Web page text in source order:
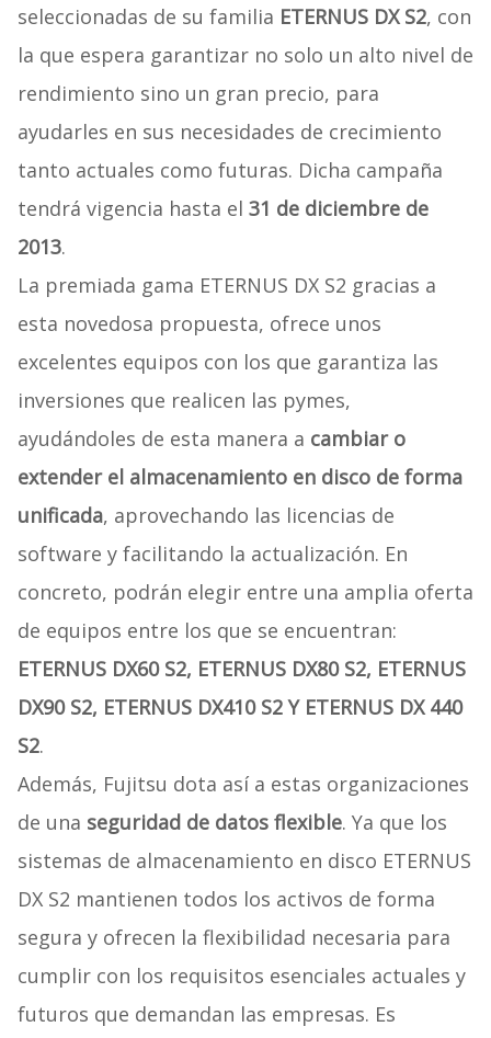
seleccionadas de su familia ETERNUS DX S2, con
la que espera garantizar no solo un alto nivel de
rendimiento sino un gran precio, para
ayudarles en sus necesidades de crecimiento
tanto actuales como futuras. Dicha campaña
tendrá vigencia hasta el 31 de diciembre de
2013.
La premiada gama ETERNUS DX S2 gracias a
esta novedosa propuesta, ofrece unos
excelentes equipos con los que garantiza las
inversiones que realicen las pymes,
ayudándoles de esta manera a cambiar o
extender el almacenamiento en disco de forma
unificada, aprovechando las licencias de
software y facilitando la actualización. En
concreto, podrán elegir entre una amplia oferta
de equipos entre los que se encuentran:
ETERNUS DX60 S2, ETERNUS DX80 S2, ETERNUS
DX90 S2, ETERNUS DX410 S2 Y ETERNUS DX 440
S2.
Además, Fujitsu dota así a estas organizaciones
de una seguridad de datos flexible. Ya que los
sistemas de almacenamiento en disco ETERNUS
DX S2 mantienen todos los activos de forma
segura y ofrecen la flexibilidad necesaria para
cumplir con los requisitos esenciales actuales y
futuros que demandan las empresas. Es